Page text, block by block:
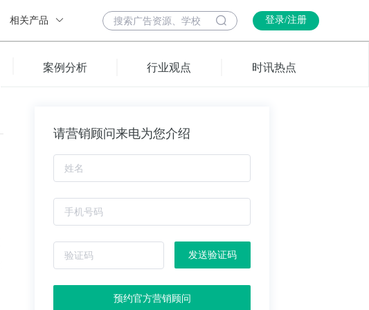
相关产品 登录/注册
案例分析 行业观点 时讯热点
请营销顾问来电为您介绍
发送验证码
预约官方营销顾问